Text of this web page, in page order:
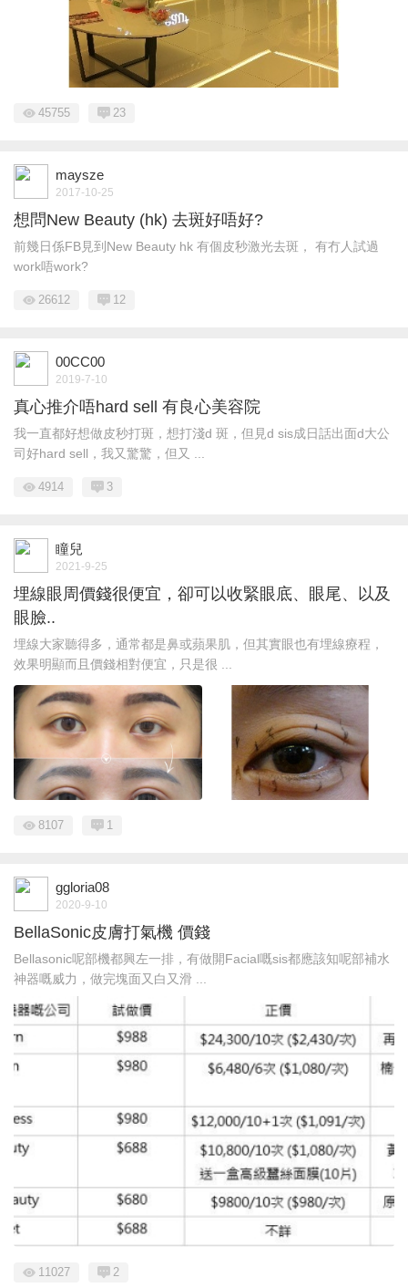
45755 23
maysze
2017-10-25
想問New Beauty (hk) 去斑好唔好?
前幾日係FB見到New Beauty hk 有個皮秒激光去斑， 有冇人試過
work唔work?
26612 12
00CC00
2019-7-10
真心推介唔hard sell 有良心美容院
我一直都好想做皮秒打斑，想打淺d 斑，但見d sis成日話出面d大公
司好hard sell，我又驚驚，但又 ...
4914 3
瞳兒
2021-9-25
埋線眼周價錢很便宜，卻可以收緊眼底、眼尾、以及
眼臉..
埋線大家聽得多，通常都是鼻或蘋果肌，但其實眼也有埋線療程，
效果明顯而且價錢相對便宜，只是很 ...
8107 1
ggloria08
2020-9-10
BellaSonic皮膚打氣機 價錢
Bellasonic呢部機都興左一排，有做開Facial嘅sis都應該知呢部補水
神器嘅威力，做完塊面又白又滑 ...
11027 2